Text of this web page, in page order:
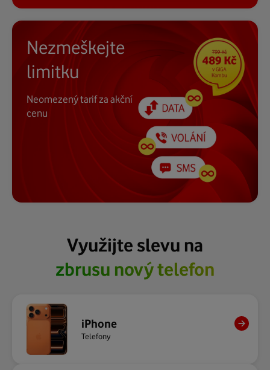
Nezmeškejte
limitku
Neomezený tarif za akční
cenu
Využijte slevu na
zbrusu nový telefon
iPhone
Telefony